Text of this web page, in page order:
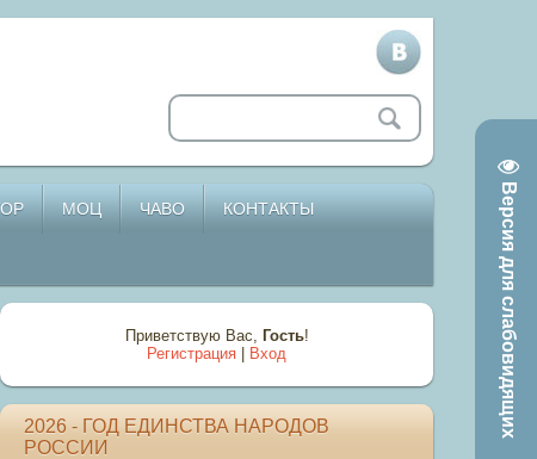
Версия для слабовидящих
МОЦ ЧАВО КОНТАКТЫ
Приветствую Вас, Гость!
Регистрация
Вход
2026 - ГОД ЕДИНСТВА НАРОДОВ
РОССИИ